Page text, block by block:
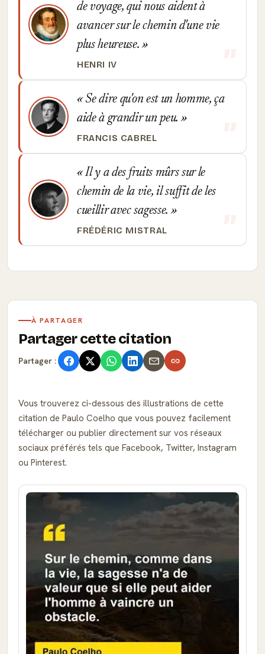
de voyage, qui nous aident à
avancer sur le chemin d'une vie
plus heureuse.
HENRI IV
Se dire qu'on est un homme, ça
aide à grandir un peu.
FRANCIS CABREL
Il y a des fruits mûrs sur le
chemin de la vie, il suffit de les
cueillir avec sagesse.
FRÉDÉRIC MISTRAL
À PARTAGER
Partager cette citation
Partager :
Vous trouverez ci-dessous des illustrations de cette
citation de Paulo Coelho que vous pouvez facilement
télécharger ou publier directement sur vos réseaux
sociaux préférés tels que Facebook, Twitter, Instagram
ou Pinterest.